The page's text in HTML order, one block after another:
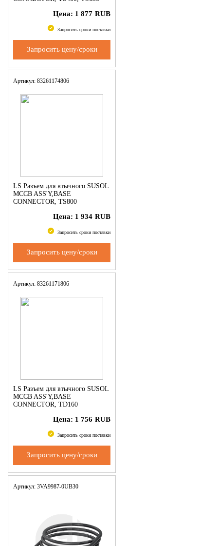
Цена: 1 877 RUB
Запросить сроки поставки
Запросить цену/сроки
Артикул: 83261174806
LS Разъем для втычного SUSOL
MCCB ASS'Y,BASE
CONNECTOR, TS800
Цена: 1 934 RUB
Запросить сроки поставки
Запросить цену/сроки
Артикул: 83261171806
LS Разъем для втычного SUSOL
MCCB ASS'Y,BASE
CONNECTOR, TD160
Цена: 1 756 RUB
Запросить сроки поставки
Запросить цену/сроки
Артикул: 3VA9987-0UB30